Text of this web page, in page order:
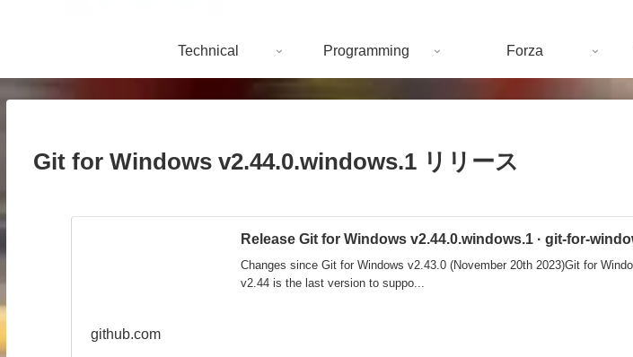
Technical Programming Forza
Git for Windows v2.44.0.windows.1 リリース
Release Git for Windows v2.44.0.windows.1 · git-for-
Changes since Git for Windows v2.43.0 (November 20th 2023)Git for
v2.44 is the last version to suppo...
github.com